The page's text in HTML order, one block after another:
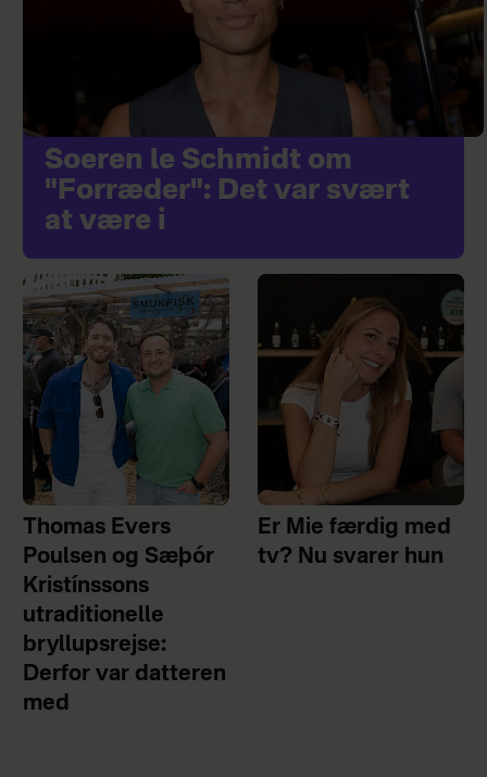
Soeren le Schmidt om
"Forræder": Det var svært
at være i
Thomas Evers
Poulsen og Sæþór
Kristínssons
utraditionelle
bryllupsrejse:
Derfor var datteren
med
Er Mie færdig med
tv? Nu svarer hun